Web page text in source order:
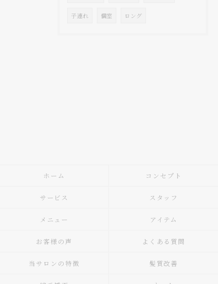
子連れ 個室 ロング
ホーム コンセプト
サービス スタッフ
メニュー アイテム
お客様の声 よくある質問
当サロンの特徴 髪質改善